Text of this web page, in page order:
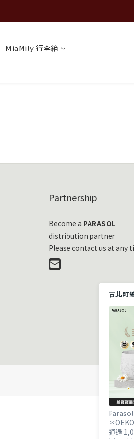
MiaMily 行李箱
Partnership
Become a PARASOL
distribution partner
Please contact us at any
古北町
＊
通過